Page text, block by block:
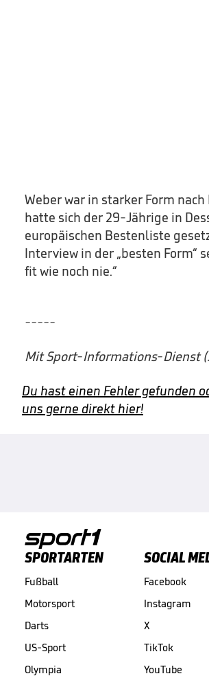
Weber war in starker Form
hatte sich der 29-Jährige in
europäischen Bestenliste
Interview in der „besten Form“
fit wie noch nie.“
-----
Mit Sport-Informations-Dienst
Du hast einen Fehler gefunden
uns gerne direkt hier!
SPORTARTEN
Fußball
Motorsport
Darts
US-Sport
Olympia
SOCIAL
Facebook
Instagram
X
TikTok
YouTube